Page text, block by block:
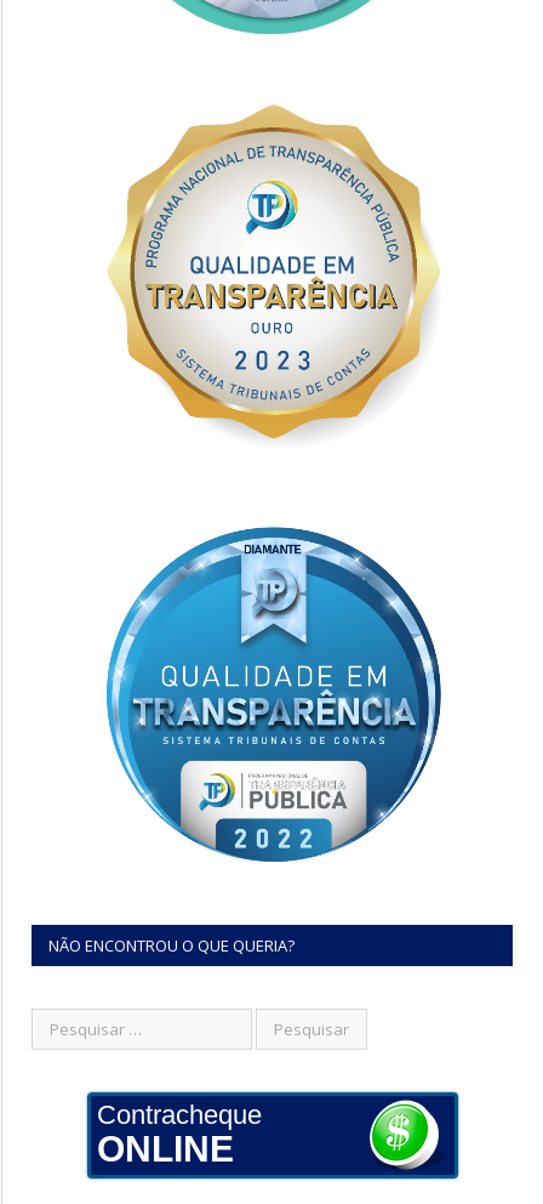
NÃO ENCONTROU O QUE QUERIA?
Contracheque
ONLINE